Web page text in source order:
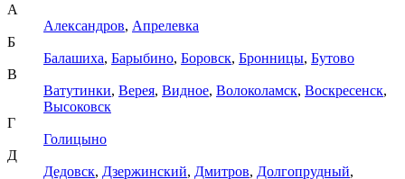
А
Александров, Апрелевка
Б
Балашиха, Барыбино, Боровск, Бронницы, Бутово
В
Ватутинки, Верея, Видное, Волоколамск, Воскресенск,
Высоковск
Г
Голицыно
Д
Дедовск, Дзержинский, Дмитров, Долгопрудный,